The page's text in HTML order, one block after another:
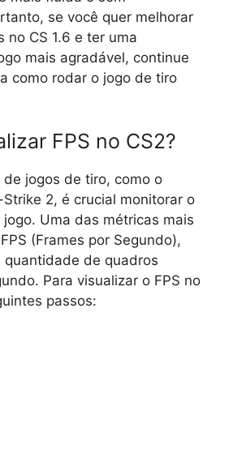
se você quer melhorar
no CS 1.6 e ter uma
mais agradável, continue
como rodar o jogo de tiro
FPS no CS2?
jogos de tiro, como o
2, é crucial monitorar o
Uma das métricas mais
(Frames por Segundo),
quantidade de quadros
Para visualizar o FPS no
passos: